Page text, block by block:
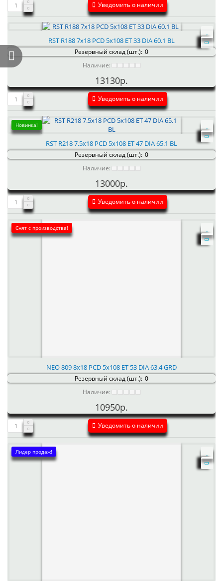
Уведомить о наличии
RST R188 7x18 PCD 5x108 ET 33 DIA 60.1 BL
Резервный склад (шт.): 0
Наличие:
13130р.
Уведомить о наличии
Новинка!
RST R218 7.5x18 PCD 5x108 ET 47 DIA 65.1 BL
Резервный склад (шт.): 0
Наличие:
13000р.
Уведомить о наличии
Снят с производства!
NEO 809 8x18 PCD 5x108 ET 53 DIA 63.4 GRD
Резервный склад (шт.): 0
Наличие:
10950р.
Уведомить о наличии
Лидер продаж!